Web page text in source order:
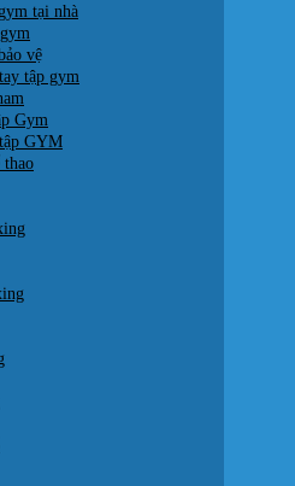
tại nhà
vệ
tập gym
Gym
GYM